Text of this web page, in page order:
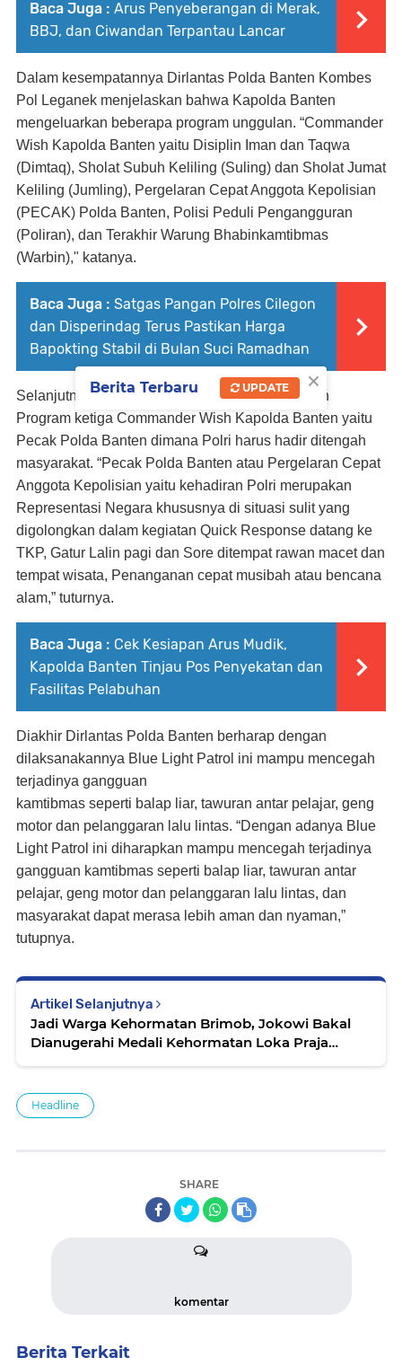
Baca Juga : Arus Penyeberangan di Merak,
BBJ, dan Ciwandan Terpantau Lancar
Dalam kesempatannya Dirlantas Polda Banten Kombes
Pol Leganek menjelaskan bahwa Kapolda Banten
mengeluarkan beberapa program unggulan. “Commander
Wish Kapolda Banten yaitu Disiplin Iman dan Taqwa
(Dimtaq), Sholat Subuh Keliling (Suling) dan Sholat Jumat
Keliling (Jumling), Pergelaran Cepat Anggota Kepolisian
(PECAK) Polda Banten, Polisi Peduli Pengangguran
(Poliran), dan Terakhir Warung Bhabinkamtibmas
(Warbin)," katanya.
Baca Juga : Satgas Pangan Polres Cilegon
dan Disperindag Terus Pastikan Harga
Bapokting Stabil di Bulan Suci Ramadhan
Selanjutnya Dirlantas Polda Banten menjelaskan
Program ketiga Commander Wish Kapolda Banten yaitu
Pecak Polda Banten dimana Polri harus hadir ditengah
masyarakat. “Pecak Polda Banten atau Pergelaran Cepat
Anggota Kepolisian yaitu kehadiran Polri merupakan
Representasi Negara khususnya di situasi sulit yang
digolongkan dalam kegiatan Quick Response datang ke
TKP, Gatur Lalin pagi dan Sore ditempat rawan macet dan
tempat wisata, Penanganan cepat musibah atau bencana
alam,” tuturnya.
Baca Juga : Cek Kesiapan Arus Mudik,
Kapolda Banten Tinjau Pos Penyekatan dan
Fasilitas Pelabuhan
Diakhir Dirlantas Polda Banten berharap dengan
dilaksanakannya Blue Light Patrol ini mampu mencegah
terjadinya gangguan
kamtibmas seperti balap liar, tawuran antar pelajar, geng
motor dan pelanggaran lalu lintas. “Dengan adanya Blue
Light Patrol ini diharapkan mampu mencegah terjadinya
gangguan kamtibmas seperti balap liar, tawuran antar
pelajar, geng motor dan pelanggaran lalu lintas, dan
masyarakat dapat merasa lebih aman dan nyaman,”
tutupnya.
Artikel Selanjutnya
Jadi Warga Kehormatan Brimob, Jokowi Bakal
Dianugerahi Medali Kehormatan Loka Praja
Headline
SHARE
komentar
Berita Terkait
×
Berita Terbaru UPDATE